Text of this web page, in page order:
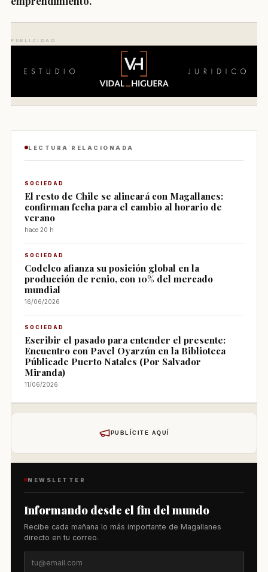
PUBLICIDAD
LECTURA RELACIONADA
SOCIEDAD
El resto de Chile se alineará con Magallanes:
confirman fecha para el cambio al horario de
verano
hace 20 h
SOCIEDAD
Codelco afianza su posición global en la
producción de renio, con 10% del mercado
mundial
16/06/2026
SOCIEDAD
Escribir el pasado para entender el presente:
Encuentro con Pavel Oyarzún en la Biblioteca
Públicade Puerto Natales (Por Salvador
Miranda)
11/06/2026
PUBLÍCITE AQUÍ
NEWSLETTER
Informando desde el fin del mundo
Recibe cada mañana lo más importante de Magallanes
directo en tu correo.